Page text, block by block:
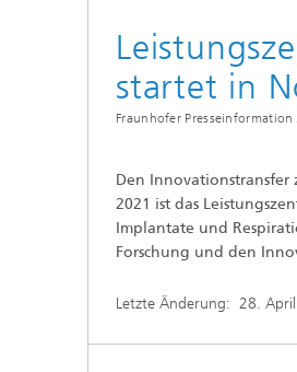
startet in
Fraunhofer Presseinformation
Den Innovationstransfer
2021 ist das
Implantate und
Forschung und den
Letzte Änderung: 28.